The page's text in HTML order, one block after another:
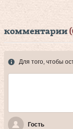
комментарии
Для того, чтобы
Гость